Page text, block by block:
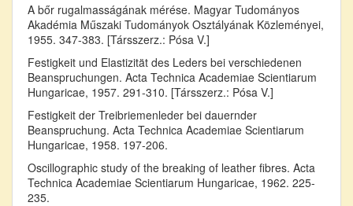
A bőr rugalmasságának mérése. Magyar Tudományos
Akadémia Műszaki Tudományok Osztályának Közleményei,
1955. 347-383. [Társszerz.: Pósa V.]
Festigkeit und Elastizität des Leders bei verschiedenen
Beanspruchungen. Acta Technica Academiae Scientiarum
Hungaricae, 1957. 291-310. [Társszerz.: Pósa V.]
Festigkeit der Treibriemenleder bei dauernder
Beanspruchung. Acta Technica Academiae Scientiarum
Hungaricae, 1958. 197-206.
Oscillographic study of the breaking of leather fibres. Acta
Technica Academiae Scientiarum Hungaricae, 1962. 225-
235.